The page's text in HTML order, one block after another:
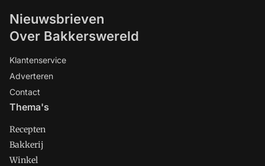
Nieuwsbrieven
Over Bakkerswereld
Klantenservice
Adverteren
Contact
Thema's
Recepten
Bakkerij
Winkel